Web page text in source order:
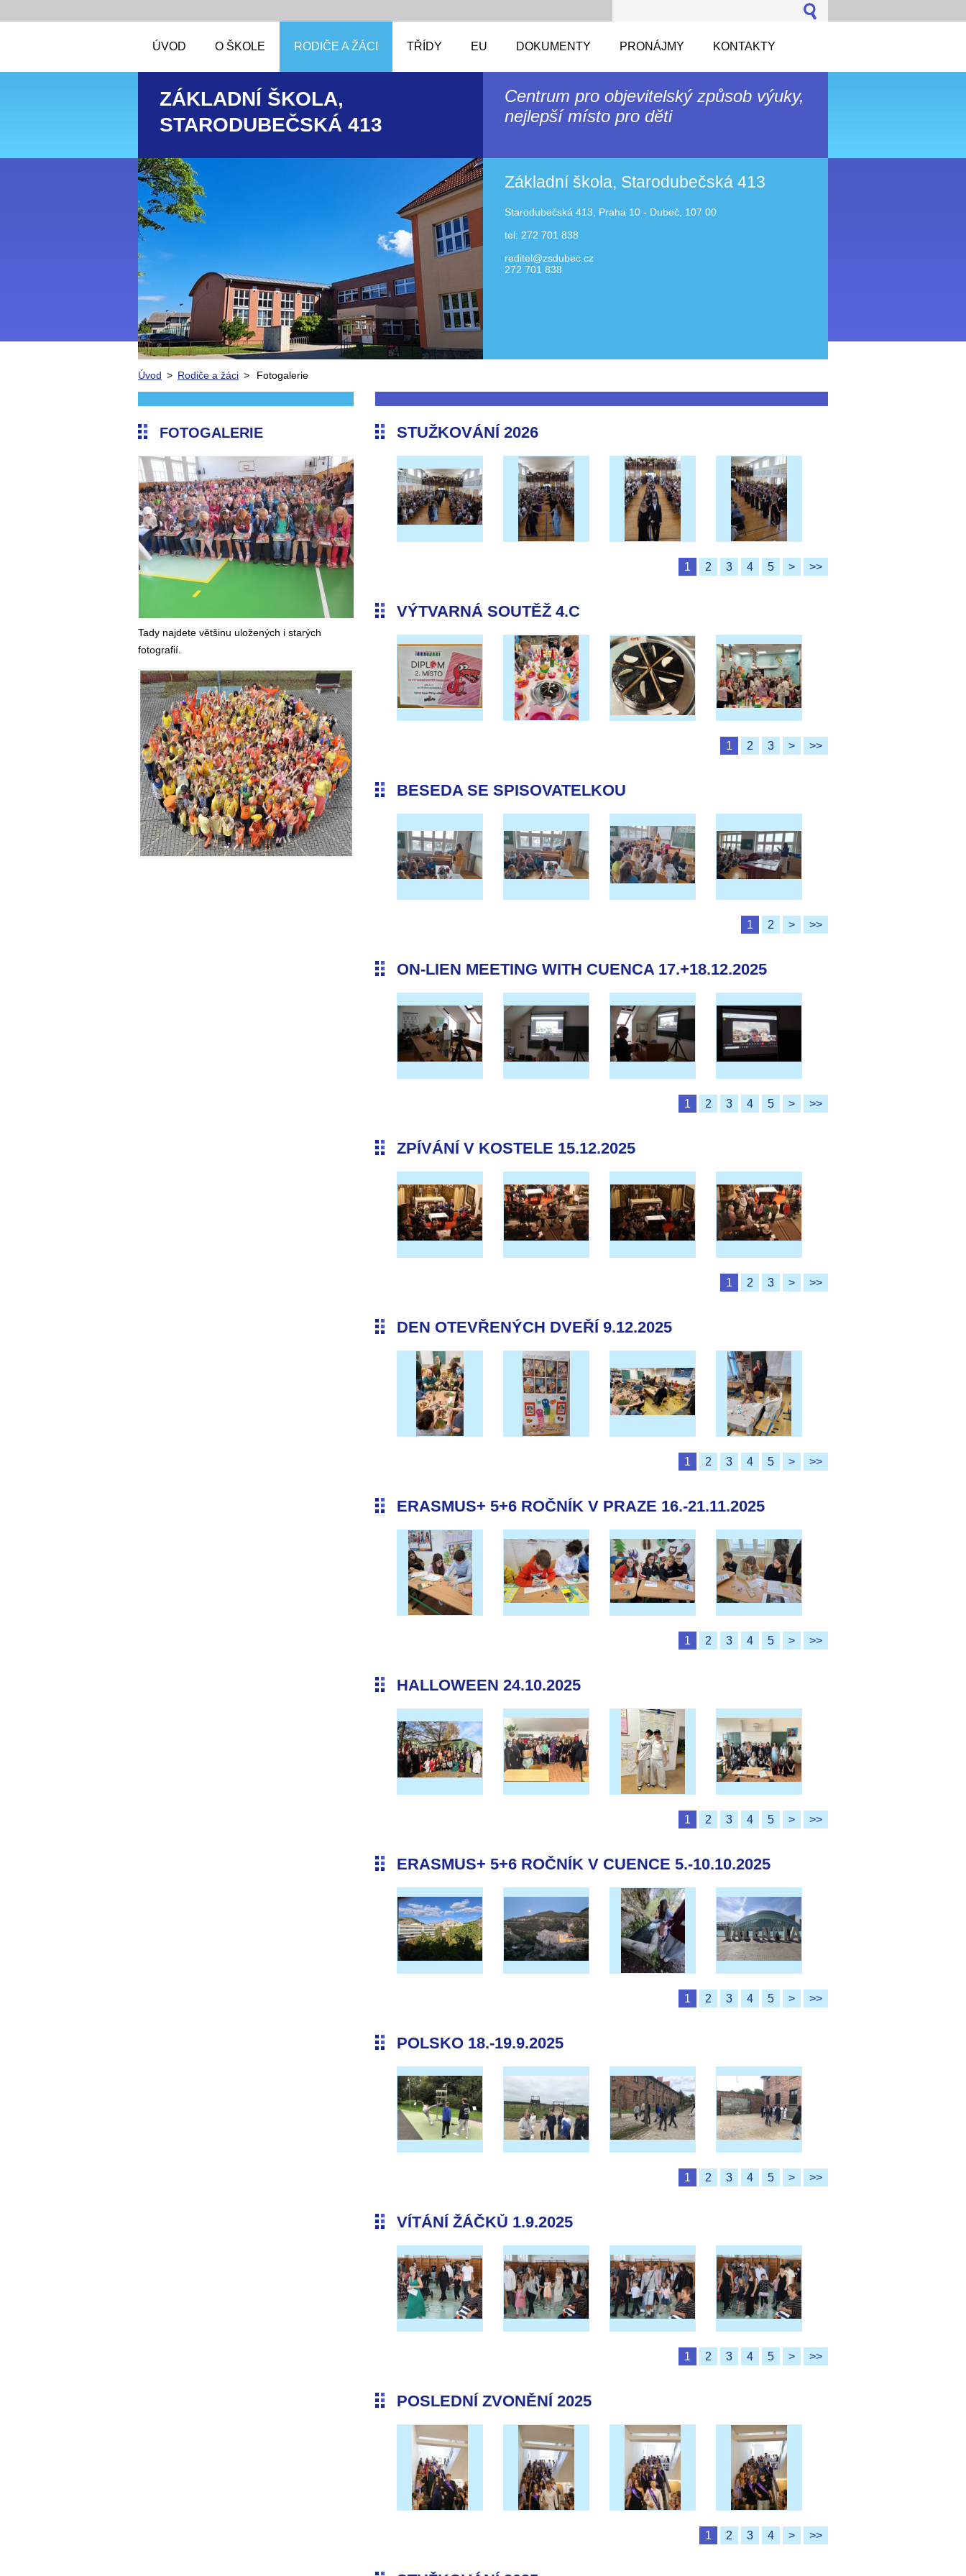
ÚVOD O ŠKOLE RODIČE A ŽÁCI TŘÍDY EU DOKUMENTY PRONÁJMY KONTAKTY
ZÁKLADNÍ ŠKOLA,
STARODUBEČSKÁ 413
Centrum pro objevitelský způsob výuky,
nejlepší místo pro děti
Základní škola, Starodubečská 413
Starodubečská 413, Praha 10 - Dubeč, 107 00
tel: 272 701 838
reditel@zsdubec.cz
272 701 838
Úvod > Rodiče a žáci > Fotogalerie
FOTOGALERIE
Tady najdete většinu uložených i starých
fotografií.
STUŽKOVÁNÍ 2026
1 2 3 4 5 > >>
VÝTVARNÁ SOUTĚŽ 4.C
1 2 3 > >>
BESEDA SE SPISOVATELKOU
1 2 > >>
ON-LIEN MEETING WITH CUENCA 17.+18.12.2025
1 2 3 4 5 > >>
ZPÍVÁNÍ V KOSTELE 15.12.2025
1 2 3 > >>
DEN OTEVŘENÝCH DVEŘÍ 9.12.2025
1 2 3 4 5 > >>
ERASMUS+ 5+6 ROČNÍK V PRAZE 16.-21.11.2025
1 2 3 4 5 > >>
HALLOWEEN 24.10.2025
1 2 3 4 5 > >>
ERASMUS+ 5+6 ROČNÍK V CUENCE 5.-10.10.2025
1 2 3 4 5 > >>
POLSKO 18.-19.9.2025
1 2 3 4 5 > >>
VÍTÁNÍ ŽÁČKŮ 1.9.2025
1 2 3 4 5 > >>
POSLEDNÍ ZVONĚNÍ 2025
1 2 3 4 > >>